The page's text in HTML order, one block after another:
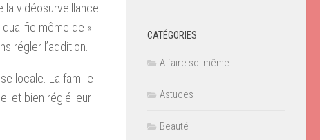
la vidéosurveillance
même de «
régler l’addition.
locale. La famille
et bien réglé leur
CATÉGORIES
A faire soi même
Astuces
Beauté